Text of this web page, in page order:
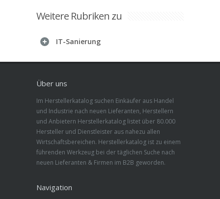
Weitere Rubriken zu
IT-Sanierung
Über uns
Im Herstellerkatalog suchen Einkäufer aus Handel
und Industrie nach neuen Lieferanten, Herstellern
und Anbietern Herstellerkatalog listet über 80.000
Hersteller und Dienstleister aus nahezu allen
Wirtschaftsbereichen. Herstellerkatalog ist zu einem
führenden Werkzeug bei der täglichen Suche nach
neuen Lieferanten & Firmen im B2B geworden.
Navigation